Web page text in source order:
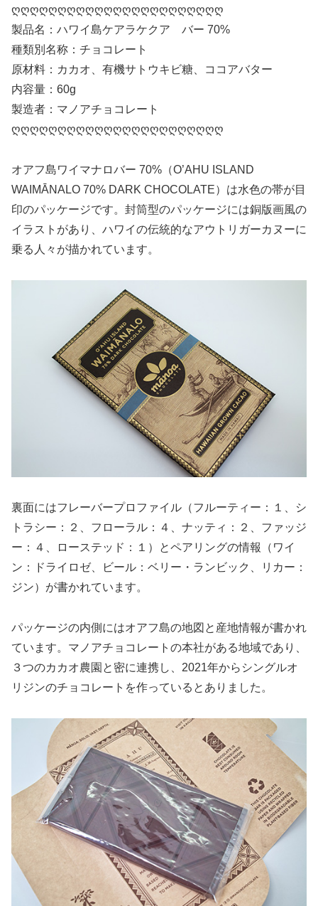
ღღღღღღღღღღღღღღღღღღღღღღღ
製品名：ハワイ島ケアラケクア バー 70%
種類別名称：チョコレート
原材料：カカオ、有機サトウキビ糖、ココアバター
内容量：60g
製造者：マノアチョコレート
ღღღღღღღღღღღღღღღღღღღღღღღ
オアフ島ワイマナロバー 70%（O’AHU ISLAND
WAIMĀNALO 70% DARK CHOCOLATE）は水色の帯が目
印のパッケージです。封筒型のパッケージには銅版画風の
イラストがあり、ハワイの伝統的なアウトリガーカヌーに
乗る人々が描かれています。
裏面にはフレーバープロファイル（フルーティー：１、シ
トラシー：２、フローラル：４、ナッティ：２、ファッジ
ー：４、ローステッド：１）とペアリングの情報（ワイ
ン：ドライロゼ、ビール：ベリー・ランビック、リカー：
ジン）が書かれています。
パッケージの内側にはオアフ島の地図と産地情報が書かれ
ています。マノアチョコレートの本社がある地域であり、
３つのカカオ農園と密に連携し、2021年からシングルオ
リジンのチョコレートを作っているとありました。